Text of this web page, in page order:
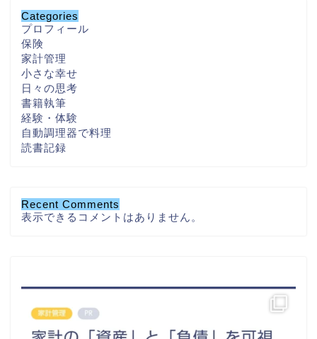
Categories
プロフィール
保険
家計管理
小さな幸せ
日々の思考
書籍執筆
経験・体験
自動調理器で料理
読書記録
Recent Comments
表示できるコメントはありません。